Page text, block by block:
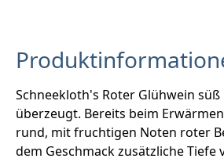
Schneekloth's Roter Glühwein
überzeugt. Bereits beim
rund, mit fruchtigen Noten roter
dem Geschmack zusätzliche